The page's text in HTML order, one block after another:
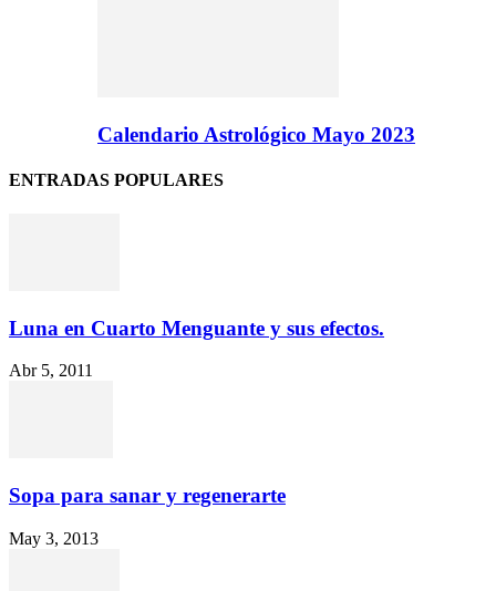
Calendario Astrológico Mayo 2023
ENTRADAS POPULARES
Luna en Cuarto Menguante y sus efectos.
Abr 5, 2011
Sopa para sanar y regenerarte
May 3, 2013